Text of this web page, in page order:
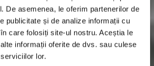
De asemenea, le oferim partenerilor de
publicitate și de analize informații cu
care folosiți site-ul nostru. Aceștia le
informații oferite de dvs. sau culese
lor.